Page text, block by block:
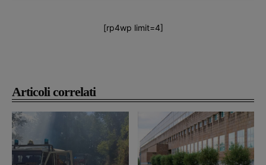
Articoli correlati
[rp4wp limit=4]